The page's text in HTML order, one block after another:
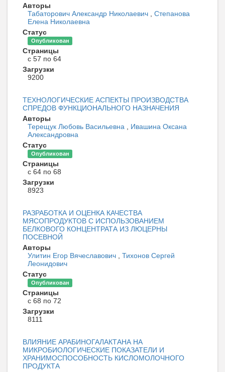
Авторы
Табаторович Александр Николаевич
Степанова
Елена Николаевна
Статус
Опубликован
Страницы
с 57 по 64
Загрузки
9200
ТЕХНОЛОГИЧЕСКИЕ АСПЕКТЫ ПРОИЗВОДСТВА
СПРЕДОВ ФУНКЦИОНАЛЬНОГО НАЗНАЧЕНИЯ
Авторы
Терещук Любовь Васильевна
Ивашина Оксана
Александровна
Статус
Опубликован
Страницы
с 64 по 68
Загрузки
8923
РАЗРАБОТКА И ОЦЕНКА КАЧЕСТВА
МЯСОПРОДУКТОВ С ИСПОЛЬЗОВАНИЕМ
БЕЛКОВОГО КОНЦЕНТРАТА ИЗ ЛЮЦЕРНЫ
ПОСЕВНОЙ
Авторы
Улитин Егор Вячеславович
Тихонов Сергей
Леонидович
Статус
Опубликован
Страницы
с 68 по 72
Загрузки
8111
ВЛИЯНИЕ АРАБИНОГАЛАКТАНА НА
МИКРОБИОЛОГИЧЕСКИЕ ПОКАЗАТЕЛИ И
ХРАНИМОСПОСОБНОСТЬ КИСЛОМОЛОЧНОГО
ПРОДУКТА